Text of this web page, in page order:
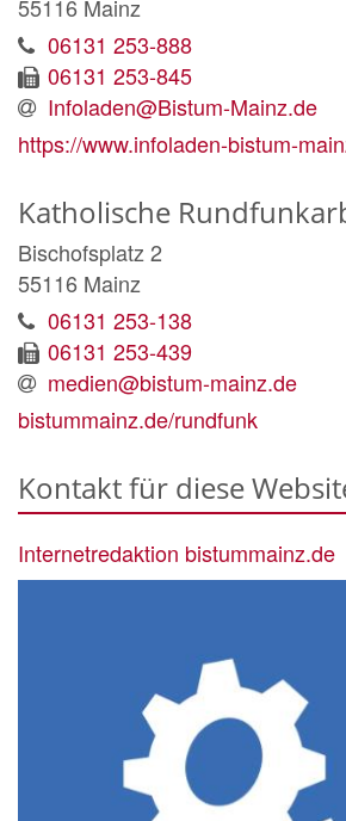
55116 Mainz
06131 253-888
06131 253-845
Infoladen@Bistum-Mainz.de
https://www.infoladen-bistum-
Katholische
Bischofsplatz 2
55116 Mainz
06131 253-138
06131 253-439
medien@bistum-mainz.de
bistummainz.de/rundfunk
Kontakt für diese
Internetredaktion bistummainz.de